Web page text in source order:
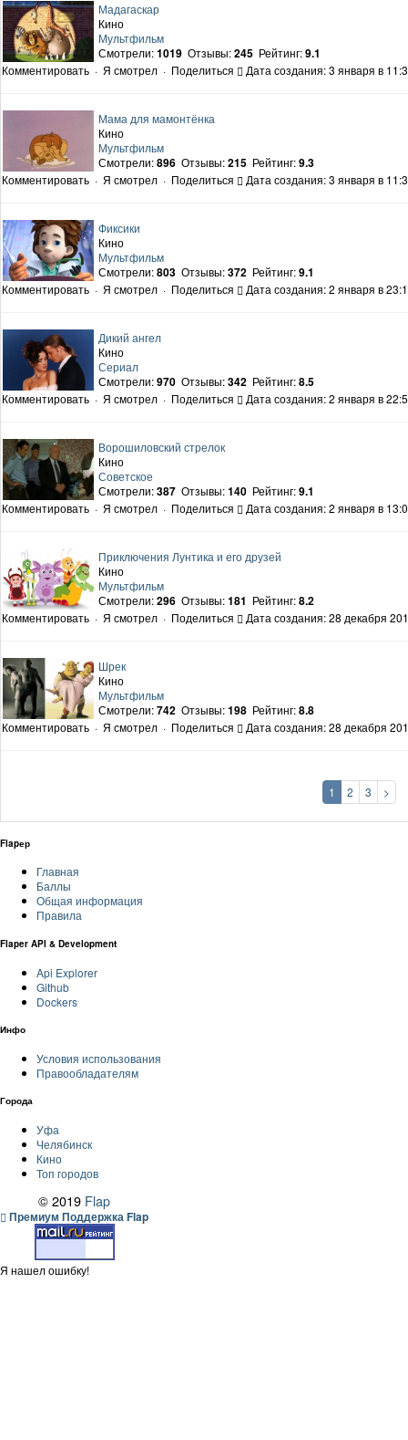
Мадагаскар
Кино
Мультфильм
Смотрели:1019 Отзывы:245 Рейтинг:9.1
Комментировать · Я смотрел · Поделиться Дата создания: 3 января в
Мама для мамонтёнка
Кино
Мультфильм
Смотрели:896 Отзывы:215 Рейтинг:9.3
Комментировать · Я смотрел · Поделиться Дата создания: 3 января в
Фиксики
Кино
Мультфильм
Смотрели:803 Отзывы:372 Рейтинг:9.1
Комментировать · Я смотрел · Поделиться Дата создания: 2 января в
Дикий ангел
Кино
Сериал
Смотрели:970 Отзывы:342 Рейтинг:8.5
Комментировать · Я смотрел · Поделиться Дата создания: 2 января в
Ворошиловский стрелок
Кино
Советское
Смотрели:387 Отзывы:140 Рейтинг:9.1
Комментировать · Я смотрел · Поделиться Дата создания: 2 января в
Приключения Лунтика и его друзей
Кино
Мультфильм
Смотрели:296 Отзывы:181 Рейтинг:8.2
Комментировать · Я смотрел · Поделиться Дата создания: 28 декабря
Шрек
Кино
Мультфильм
Смотрели:742 Отзывы:198 Рейтинг:8.8
Комментировать · Я смотрел · Поделиться Дата создания: 28 декабря
1 2 3 >
Flapер
Главная
Баллы
Общая информация
Правила
Flaper API & Development
Api Explorer
Github
Dockers
Инфо
Условия использования
Правообладателям
Города
Уфа
Челябинск
Кино
Топ городов
© 2019 Flap
Премиум Поддержка Flap
Я нашел ошибку!